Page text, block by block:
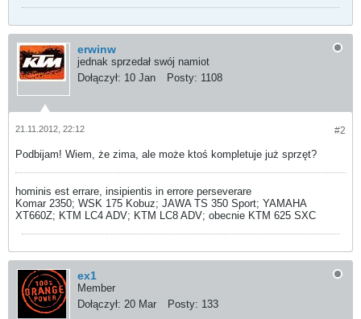
erwinw
jednak sprzedał swój namiot
Dołączył: 10 Jan Posty: 1108
#2
21.11.2012, 22:12
Podbijam! Wiem, że zima, ale może ktoś kompletuje już sprzęt?
hominis est errare, insipientis in errore perseverare
Komar 2350; WSK 175 Kobuz; JAWA TS 350 Sport; YAMAHA
XT660Z; KTM LC4 ADV; KTM LC8 ADV; obecnie KTM 625 SXC
ex1
Member
Dołączył: 20 Mar Posty: 133